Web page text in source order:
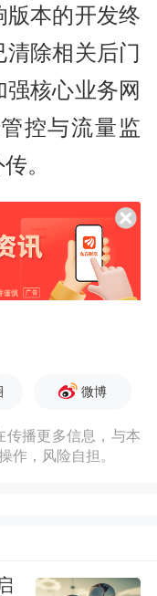
版本的开发终
除相关后门
核心业务网
控与流量监
。
微博
传播更多信息，与本
作，风险自担。